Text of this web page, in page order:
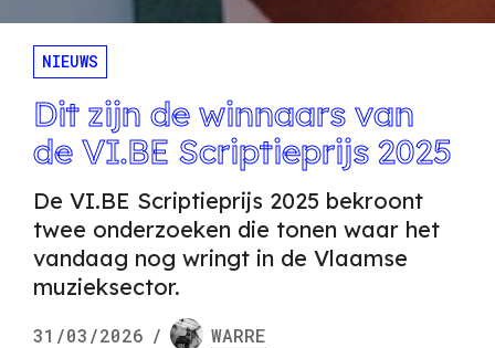
NIEUWS
Dit zijn de winnaars van
de VI.BE Scriptieprijs 2025
De VI.BE Scriptieprijs 2025 bekroont
twee onderzoeken die tonen waar het
vandaag nog wringt in de Vlaamse
muzieksector.
31/03/2026 / WARRE